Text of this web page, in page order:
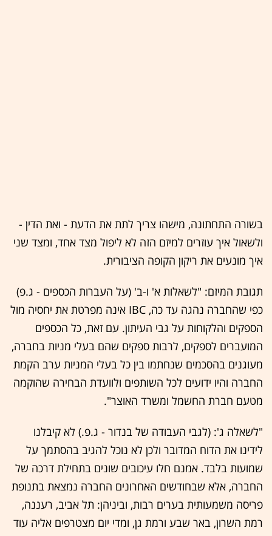
בשורה התחתונה, מישהו צריך לתת את הדעת - ואת הדין -
ולשאול איך עוזרים למיזם הזה לא ליפול מצד אחד, ומצד שני
איך מונעים את ריקון הקופה הציבורית.
תגובת המיזם: "לשאלות א' ו-ב' (על העברות הכספים - ג.פ)
כפי שהחברה נהגה עד כה, IBC אינה מפרטת את יחסיה מול
הספקים והלקוחות על גבי העיתון. עם זאת, כל הכספים
המועברים לספקים, לרבות ספקים שהם בעלי מניות בחברה,
מעוגנים בהסכמים שנחתמו בין כל בעלי המניות ערב הקמת
החברה והיו ידועים לכל השותפים ולוועדת הבחירה שהוקמה
מטעם חברת החשמל ומשרד האוצר".
"לשאלה ג': (לגבי העבודה של בנדור - ג.פ.) לא קיבלנו
לידינו את הדוח המדובר ולכן לא נוכל להגיב בהסתמך על
שמועות בלבד. אמנם חלו עיכובים שונים בתחילת דרכה של
החברה, אלא שבחודשים האחרונים החברה נמצאת בתנופת
פריסה משמעותית בערים רבות, וביניהן: תל אביב, רעננה,
רמת השרון, באר שבע ורמת גן, ומדי יום מצטרפים אליה עוד